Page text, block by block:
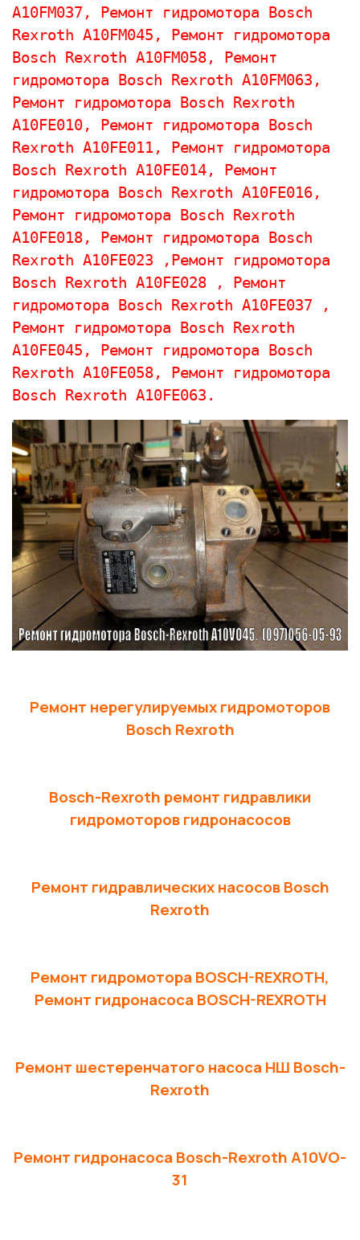
A10FM037,
Ремонт гидромотора
Bosch
Rexroth A10FM045,
Bosch Rexroth A10FM058,
Ремонт
гидромотора
Bosch Rexroth
Ремонт гидромотора
A10FE010,
Ремонт гидромотора
Bosch
Rexroth A10FE011,
Bosch Rexroth A10FE014,
Ремонт
гидромотора
Bosch Rexroth
Ремонт гидромотора
A10FE018,
Ремонт гидромотора
Bosch
Rexroth A10FE023 ,
Bosch Rexroth A10FE028 ,
Ремонт
гидромотора
Bosch Rexroth
Ремонт гидромотора
A10FE045,
Ремонт гидромотора
Bosch
Rexroth A10FE058,
Bosch Rexroth A10FE063.
Ремонт нерегулируемых гидромоторов
Bosch Rexroth
Bosch-Rexroth ремонт гидравлики
гидромоторов гидронасосов
Ремонт гидравлических насосов Bosch
Rexroth
Ремонт гидромотора BOSCH-REXROTH,
Ремонт гидронасоса BOSCH-REXROTH
Ремонт шестеренчатого насоса НШ Bosch-
Rexroth
Ремонт гидронасоса Bosch-Rexroth A10VO-
31